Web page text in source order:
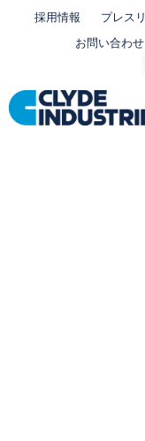
ツ
採用情報 プレス
お問い合わせ